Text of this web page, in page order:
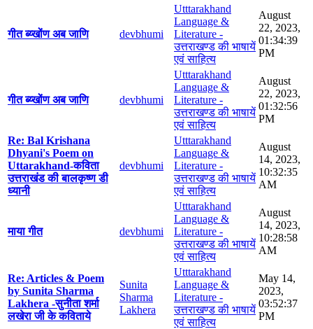
गीत ब्य्खोंण अब जाणि devbhumi
Utttarakhand
Language &
Literature -
उत्तराखण्ड की भाषायें
एवं साहित्य
August
22, 2023,
01:34:39
PM
गीत ब्य्खोंण अब जाणि devbhumi
Utttarakhand
Language &
Literature -
उत्तराखण्ड की भाषायें
एवं साहित्य
August
22, 2023,
01:32:56
PM
Re: Bal Krishana
Dhyani's Poem on
Uttarakhand-कविता
उत्तराखंड की बालकृष्ण डी
ध्यानी
devbhumi
Utttarakhand
Language &
Literature -
उत्तराखण्ड की भाषायें
एवं साहित्य
August
14, 2023,
10:32:35
AM
माया गीत devbhumi
Utttarakhand
Language &
Literature -
उत्तराखण्ड की भाषायें
एवं साहित्य
August
14, 2023,
10:28:58
AM
Re: Articles & Poem
by Sunita Sharma
Lakhera -सुनीता शर्मा
लखेरा जी के कविताये
Sunita
Sharma
Lakhera
Utttarakhand
Language &
Literature -
उत्तराखण्ड की भाषायें
एवं साहित्य
May 14,
2023,
03:52:37
PM